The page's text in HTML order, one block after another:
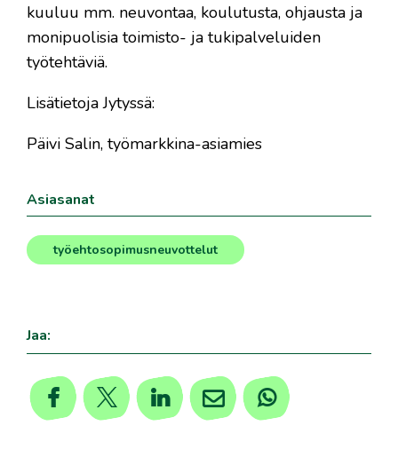
kuuluu mm. neuvontaa, koulutusta, ohjausta ja
monipuolisia toimisto- ja tukipalveluiden
työtehtäviä.
Lisätietoja Jytyssä:
Päivi Salin, työmarkkina-asiamies
Asiasanat
työehtosopimusneuvottelut
Jaa: